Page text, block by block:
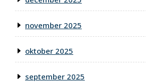
november 2025
oktober 2025
september 2025